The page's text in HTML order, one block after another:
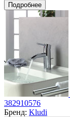
Подробнее
382910576
Бренд: Kludi